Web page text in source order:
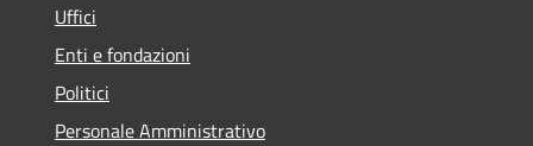
Uffici
Enti e fondazioni
Politici
Personale Amministrativo